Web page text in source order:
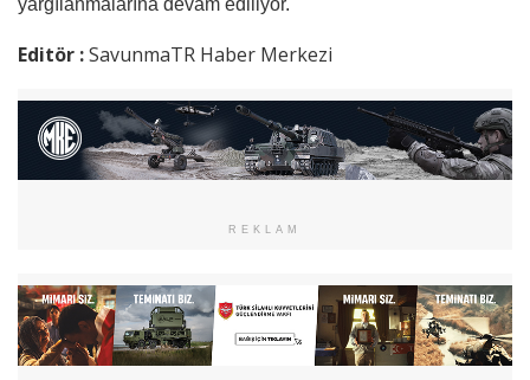
Editör :SavunmaTR Haber Merkezi
REKLAM